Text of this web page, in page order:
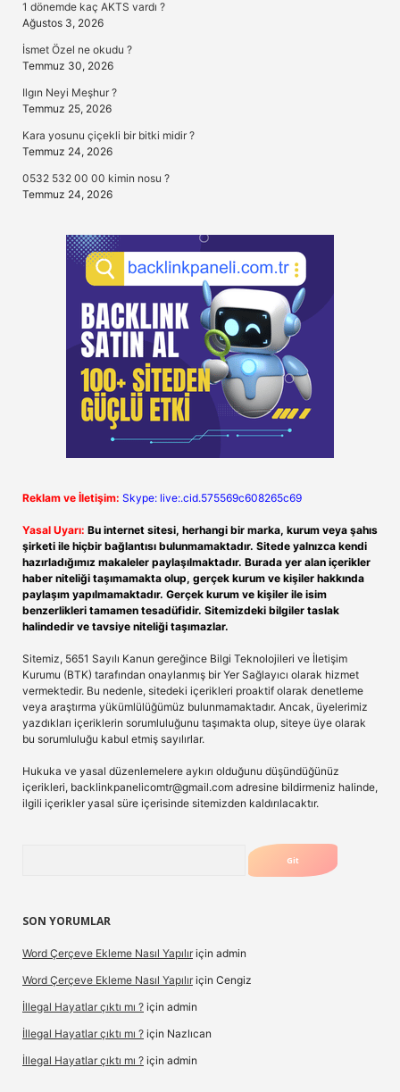
1 dönemde kaç AKTS vardı ?
Ağustos 3, 2026
İsmet Özel ne okudu ?
Temmuz 30, 2026
Ilgın Neyi Meşhur ?
Temmuz 25, 2026
Kara yosunu çiçekli bir bitki midir ?
Temmuz 24, 2026
0532 532 00 00 kimin nosu ?
Temmuz 24, 2026
Reklam ve İletişim: Skype: live:.cid.575569c608265c69
Yasal Uyarı: Bu internet sitesi, herhangi bir marka, kurum veya şahıs
şirketi ile hiçbir bağlantısı bulunmamaktadır. Sitede yalnızca kendi
hazırladığımız makaleler paylaşılmaktadır. Burada yer alan içerikler
haber niteliği taşımamakta olup, gerçek kurum ve kişiler hakkında
paylaşım yapılmamaktadır. Gerçek kurum ve kişiler ile isim
benzerlikleri tamamen tesadüfidir. Sitemizdeki bilgiler taslak
halindedir ve tavsiye niteliği taşımazlar.
Sitemiz, 5651 Sayılı Kanun gereğince Bilgi Teknolojileri ve İletişim
Kurumu (BTK) tarafından onaylanmış bir Yer Sağlayıcı olarak hizmet
vermektedir. Bu nedenle, sitedeki içerikleri proaktif olarak denetleme
veya araştırma yükümlülüğümüz bulunmamaktadır. Ancak, üyelerimiz
yazdıkları içeriklerin sorumluluğunu taşımakta olup, siteye üye olarak
bu sorumluluğu kabul etmiş sayılırlar.
Hukuka ve yasal düzenlemelere aykırı olduğunu düşündüğünüz
içerikleri, backlinkpanelicomtr@gmail.com adresine bildirmeniz halinde,
ilgili içerikler yasal süre içerisinde sitemizden kaldırılacaktır.
SON YORUMLAR
Word Çerçeve Ekleme Nasıl Yapılır için admin
Word Çerçeve Ekleme Nasıl Yapılır için Cengiz
İllegal Hayatlar çıktı mı ? için admin
İllegal Hayatlar çıktı mı ? için Nazlıcan
İllegal Hayatlar çıktı mı ? için admin